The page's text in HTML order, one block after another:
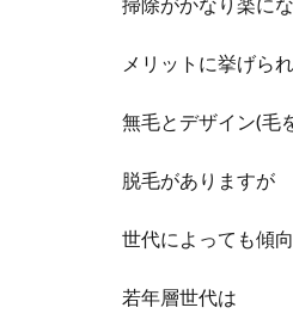
掃除がかなり楽に
メリットに挙げら
無毛とデザイン(毛
脱毛がありますが
世代によっても傾
若年層世代は